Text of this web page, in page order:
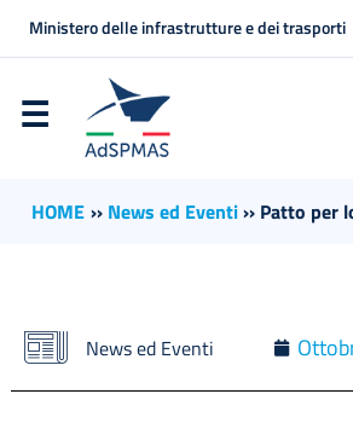
Ministero delle infrastrutture e dei trasporti
HOME ›› News ed Eventi›› Patto per
News ed Eventi